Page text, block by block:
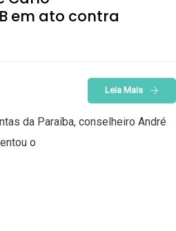
em ato contra
Leia Mais
da Paraíba, conselheiro André
o